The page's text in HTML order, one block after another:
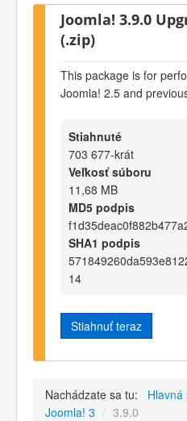
Joomla! 3.9.0
(.zip)
This package is for
Joomla! 2.5 and
Stiahnuté
703 677-krát
Veľkosť súboru
11,68 MB
MD5 podpis
SHA1 podpis
14
Stiahnuť teraz
Nachádzate sa tu: Hlavná
Joomla! 3 / 3.9.0